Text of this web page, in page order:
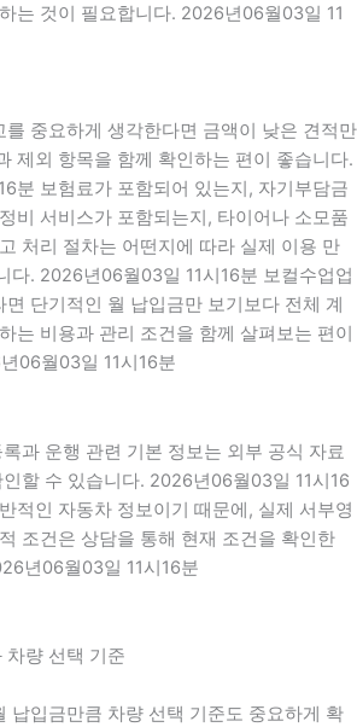
는 것이 필요합니다. 2026년06월03일 11
중요하게 생각한다면 금액이 낮은 견적만
제외 항목을 함께 확인하는 편이 좋습니다.
분 보험료가 포함되어 있는지, 자기부담금
비 서비스가 포함되는지, 타이어나 소모품
처리 절차는 어떤지에 따라 실제 이용 만
다. 2026년06월03일 11시16분 보컬수업업
단기적인 월 납입금만 보기보다 전체 계
는 비용과 관리 조건을 함께 살펴보는 편이
06월03일 11시16분
과 운행 관련 기본 정보는 외부 공식 자료
할 수 있습니다. 2026년06월03일 11시16
적인 자동차 정보이기 때문에, 실제 서부영
조건은 상담을 통해 현재 조건을 확인한
년06월03일 11시16분
차량 선택 기준
납입금만큼 차량 선택 기준도 중요하게 확